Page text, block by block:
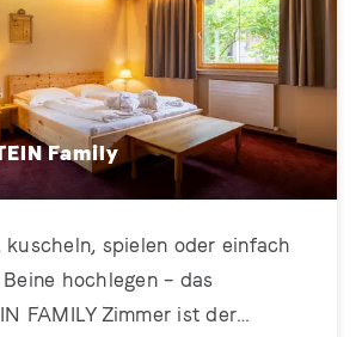
Family
kuscheln, spielen oder einfach
hochlegen – das
FAMILY Zimmer ist der